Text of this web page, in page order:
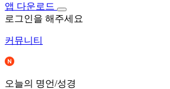
앱 다운로드
로그인을 해주세요
커뮤니티
오늘의 명언/성경